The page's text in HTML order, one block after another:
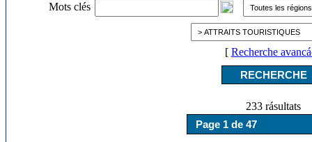
Mots clés
[ Recherche
233 rásultats